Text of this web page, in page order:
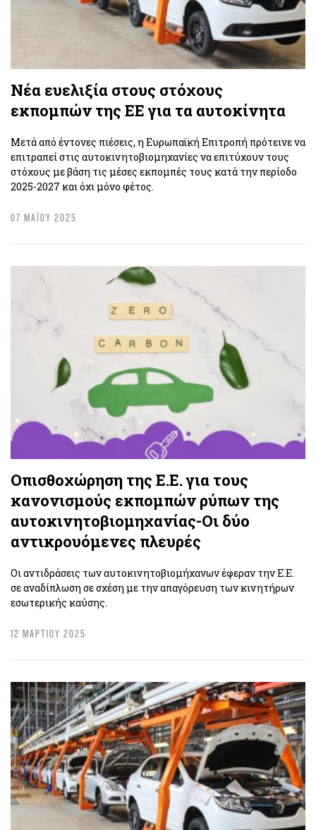
Νέα ευελιξία στους στόχους
εκπομπών της ΕΕ για τα αυτοκίνητα
Μετά από έντονες πιέσεις, η Ευρωπαϊκή Επιτροπή πρότεινε να
επιτραπεί στις αυτοκινητοβιομηχανίες να επιτύχουν τους
στόχους με βάση τις μέσες εκπομπές τους κατά την περίοδο
2025-2027 και όχι μόνο φέτος.
07 ΜΑΪΟΥ 2025
Οπισθοχώρηση της Ε.Ε. για τους
κανονισμούς εκπομπών ρύπων της
αυτοκινητοβιομηχανίας-Οι δύο
αντικρουόμενες πλευρές
Οι αντιδράσεις των αυτοκινητοβιομήχανων έφεραν την Ε.Ε.
σε αναδίπλωση σε σχέση με την απαγόρευση των κινητήρων
εσωτερικής καύσης.
12 ΜΑΡΤΙΟΥ 2025